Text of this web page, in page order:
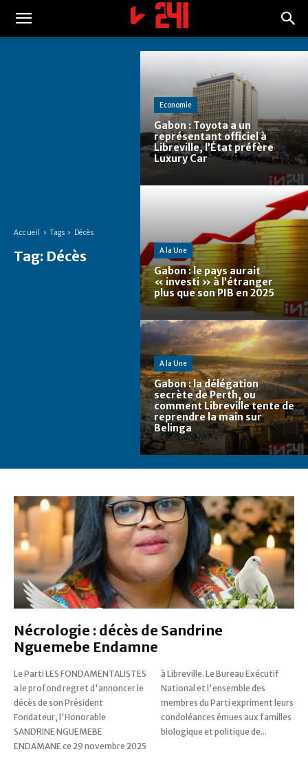
Accueil Tags Décès
Tag: Décès
Economie
Gabon : Toyota a un
représentant officiel à
Libreville, l’État préfère
Luxury Car
A la Une
Gabon : le pays aurait
« investi » à l’étranger
plus que son PIB en 2025
A la Une
Gabon : la délégation
secrète de Perth, ou
comment Libreville tente de
reprendre la main sur
Belinga
Nécrologie : décès de Sandrine
Nguemebe Endamne
Le Parti LES FONDAMENTALISTES
a le profond regret d'annoncer le
décès de son Président
Fondateur, l'Honorable
SANDRINE NGUEMEBE
ENDAMANE ce 29 novembre 2025
à Libreville. Le Bureau Exécutif
National et l'ensemble des
membres du Parti expriment leurs
condoléances émues aux familles
biologique et politique de...